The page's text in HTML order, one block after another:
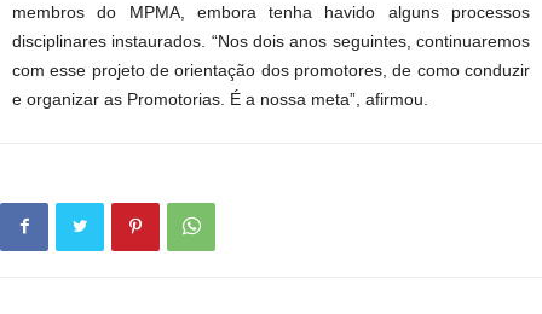
membros do MPMA, embora tenha havido alguns processos
disciplinares instaurados. “Nos dois anos seguintes, continuaremos
com esse projeto de orientação dos promotores, de como conduzir
e organizar as Promotorias. É a nossa meta”, afirmou.